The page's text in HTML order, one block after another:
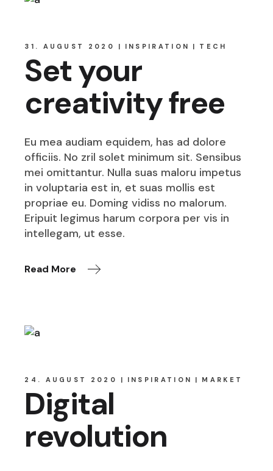
31. AUGUST 2020 INSPIRATION TECH
Set your
creativity free
Eu mea audiam equidem, has ad dolore
officiis. No zril solet minimum sit. Sensibus
mei omittantur. Nulla suas maloru impetus
in voluptaria est in, et suas mollis est
propriae eu. Doming vidiss no malorum.
Eripuit legimus harum corpora per vis in
intellegam, ut esse.
Read More
24. AUGUST 2020 INSPIRATION MARKET
Digital
revolution